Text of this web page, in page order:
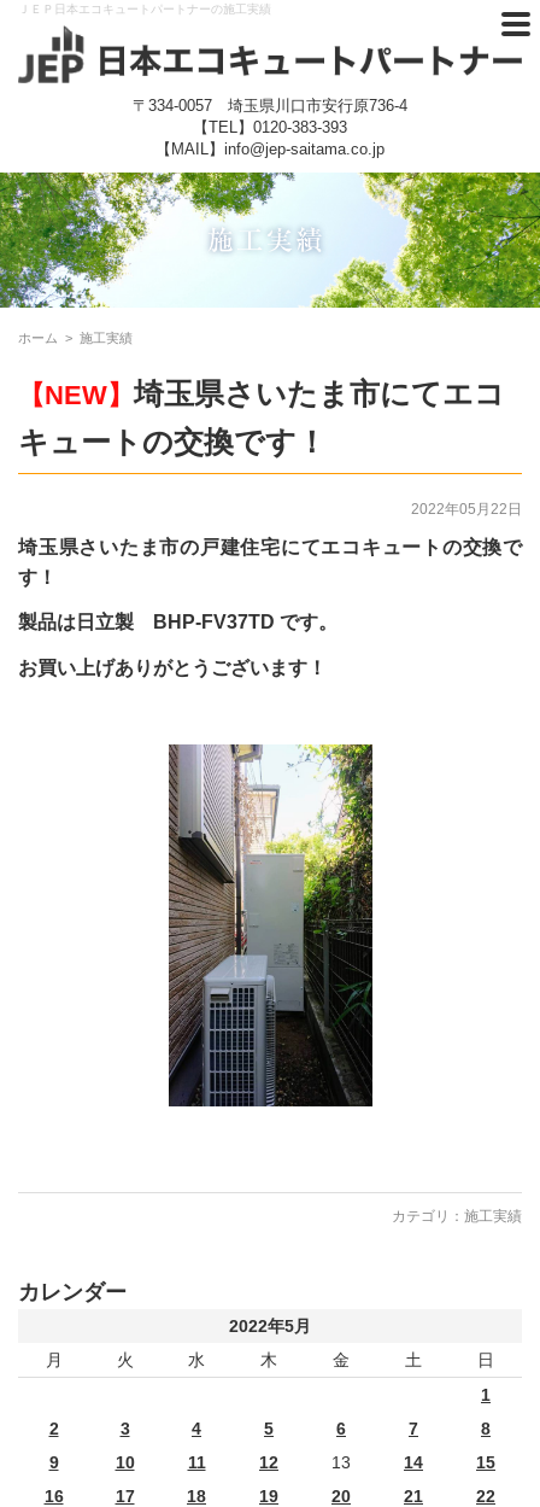
ＪＥＰ日本エコキュートパートナーの施工実績
〒334-0057 埼玉県川口市安行原736-4
【TEL】 0120-383-393
【MAIL】info@jep-saitama.co.jp
ホーム > 施工実績
【NEW】埼玉県さいたま市にてエコ
キュートの交換です！
2022年05月22日
埼玉県さいたま市の戸建住宅にてエコキュートの交換で
す！
製品は日立製 BHP-FV37TD です。
お買い上げありがとうございます！
カテゴリ： 施工実績
カレンダー
2022年5月
月
火 水 木 金 土 日
1
2
3 4 5 6 7
8
9
10 11 12 13 14
15
16
17 18 19 20 21
22